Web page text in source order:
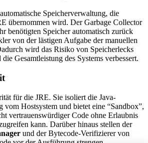
Speicherverwaltung, die
übernommen wird. Der Garbage Collector
benötigten Speicher automatisch zurück
von der lästigen Aufgabe der manuellen
wird das Risiko von Speicherlecks
Gesamtleistung des Systems verbessert.
für die JRE. Sie isoliert die Java-
vom Hostsystem und bietet eine “Sandbox”,
vertrauenswürdiger Code ohne Erlaubnis
kann. Darüber hinaus stellen der
und der Bytecode-Verifizierer von